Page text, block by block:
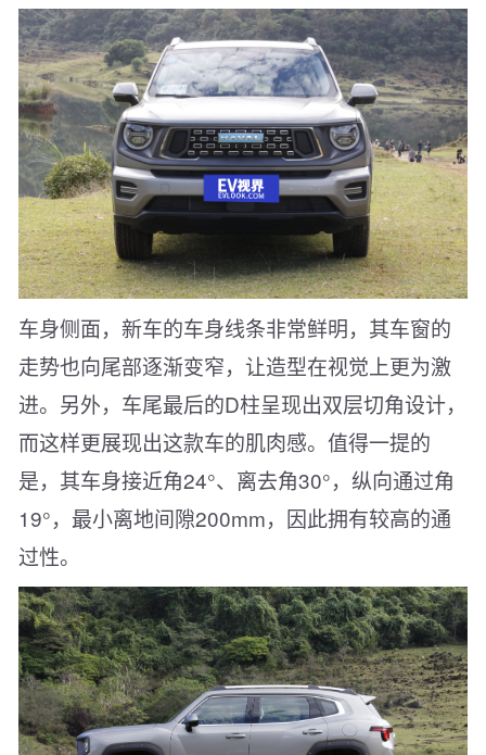
车身侧面，新车的车身线条非常鲜明，其车窗的
走势也向尾部逐渐变窄，让造型在视觉上更为激
进。另外，车尾最后的D柱呈现出双层切角设计，
而这样更展现出这款车的肌肉感。值得一提的
是，其车身接近角24°、离去角30°，纵向通过角
19°，最小离地间隙200mm，因此拥有较高的通
过性。